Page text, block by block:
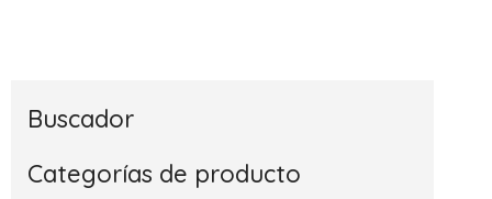
Buscador
Categorías de producto